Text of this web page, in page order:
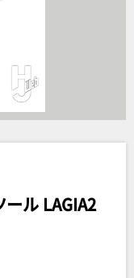
ル LAGIA2